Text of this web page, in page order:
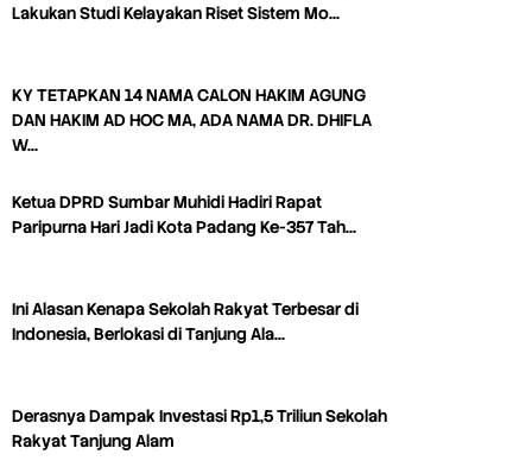
Lakukan Studi Kelayakan Riset Sistem Mo…
KY TETAPKAN 14 NAMA CALON HAKIM AGUNG
DAN HAKIM AD HOC MA, ADA NAMA DR. DHIFLA
W…
Ketua DPRD Sumbar Muhidi Hadiri Rapat
Paripurna Hari Jadi Kota Padang Ke-357 Tah…
Ini Alasan Kenapa Sekolah Rakyat Terbesar di
Indonesia, Berlokasi di Tanjung Ala…
Derasnya Dampak Investasi Rp1,5 Triliun Sekolah
Rakyat Tanjung Alam